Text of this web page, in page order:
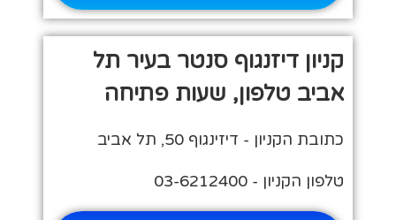
קניון דיזנגוף סנטר בעיר תל
אביב טלפון, שעות פתיחה
כתובת הקניון - דיזינגוף 50, תל אביב
טלפון הקניון - 03-6212400